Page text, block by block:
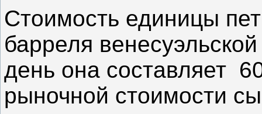
Стоимость единицы
барреля
день она составляет
рыночной стоимости